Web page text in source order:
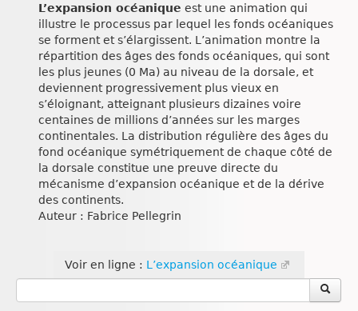
L’expansion océanique est une animation qui
illustre le processus par lequel les fonds océaniques
se forment et s’élargissent. L’animation montre la
répartition des âges des fonds océaniques, qui sont
les plus jeunes (0 Ma) au niveau de la dorsale, et
deviennent progressivement plus vieux en
s’éloignant, atteignant plusieurs dizaines voire
centaines de millions d’années sur les marges
continentales. La distribution régulière des âges du
fond océanique symétriquement de chaque côté de
la dorsale constitue une preuve directe du
mécanisme d’expansion océanique et de la dérive
des continents.
Auteur : Fabrice Pellegrin
Voir en ligne : L’expansion océanique